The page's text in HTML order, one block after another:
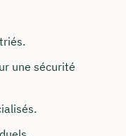
une sécurité